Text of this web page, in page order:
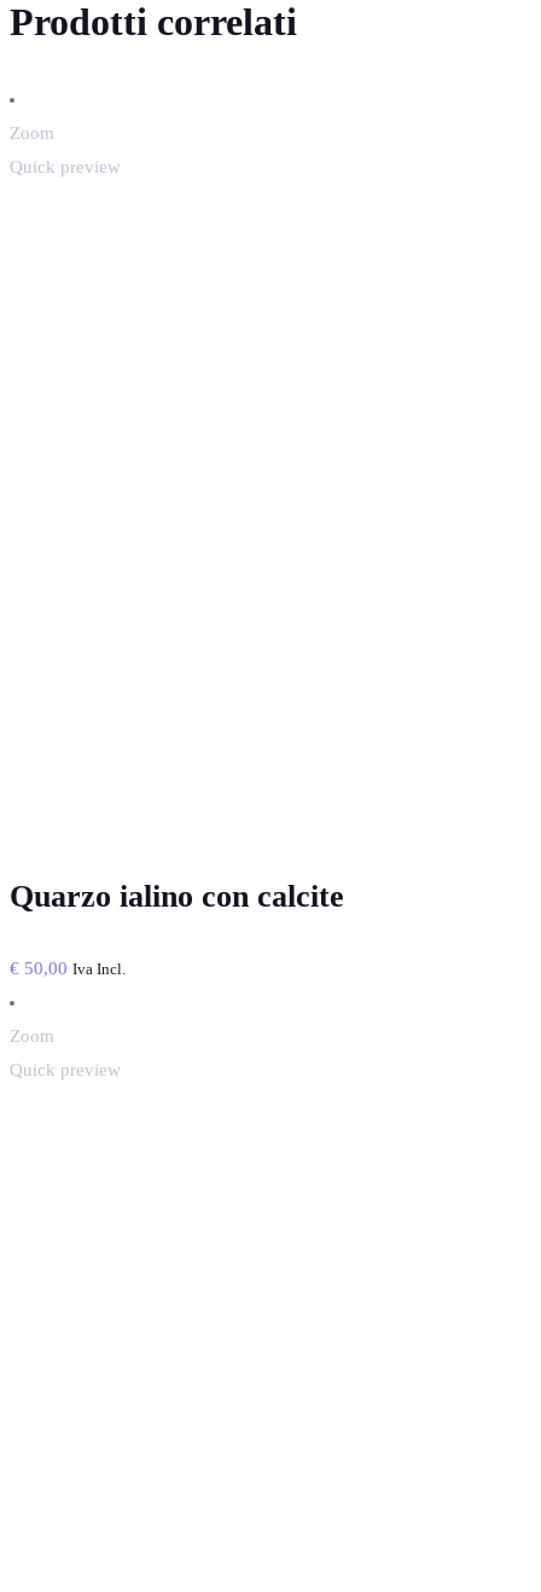
Prodotti correlati
Zoom
Quick preview
Quarzo ialino con calcite
€ 50,00 Iva Incl.
Zoom
Quick preview